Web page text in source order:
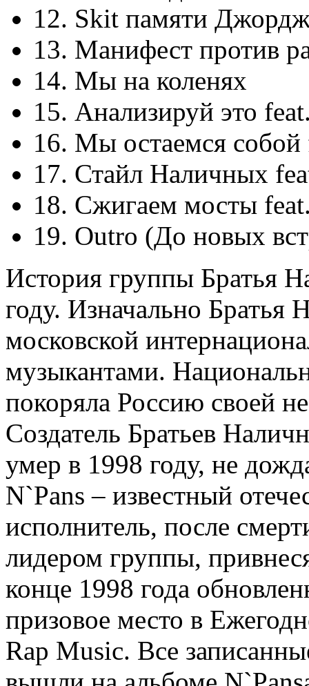
12. Skit памяти
13. Манифест против
14. Мы на коленях
15. Анализируй это
16. Мы остаемся
17. Стайл Наличных
18. Сжигаем мосты
19. Outro (До новых
История группы Братья
году. Изначально Братья
московской
музыкантами.
покоряла Россию своей
Создатель Братьев
умер в 1998 году, не
N`Pans – известный
исполнитель, после
лидером группы,
конце 1998 года
призовое место в
Rap Music. Все